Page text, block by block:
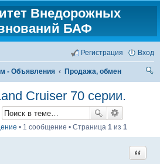
Внедорожных
БАФ
Вход
Регистрация
- Объявления
Продажа, обмен
Cruiser 70 серии.
• 1 сообщение • Страница 1 из 1